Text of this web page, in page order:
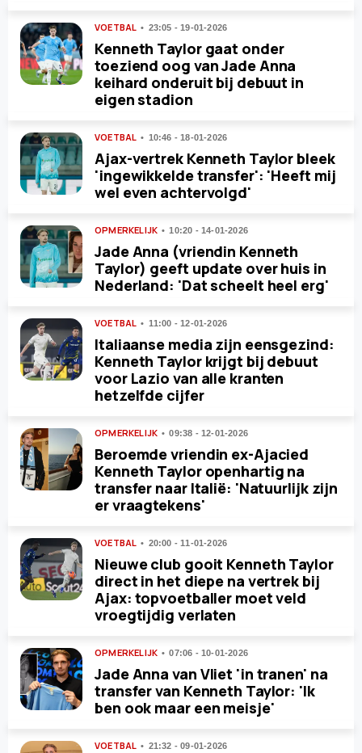
VOETBAL 23:05 - 19-01-2026
Kenneth Taylor gaat onder
toeziend oog van Jade Anna
keihard onderuit bij debuut in
eigen stadion
VOETBAL 10:46 - 18-01-2026
Ajax-vertrek Kenneth Taylor bleek
'ingewikkelde transfer': 'Heeft mij
wel even achtervolgd'
OPMERKELIJK 10:20 - 14-01-2026
Jade Anna (vriendin Kenneth
Taylor) geeft update over huis in
Nederland: 'Dat scheelt heel erg'
VOETBAL 11:00 - 12-01-2026
Italiaanse media zijn eensgezind:
Kenneth Taylor krijgt bij debuut
voor Lazio van alle kranten
hetzelfde cijfer
OPMERKELIJK 09:38 - 12-01-2026
Beroemde vriendin ex-Ajacied
Kenneth Taylor openhartig na
transfer naar Italië: 'Natuurlijk zijn
er vraagtekens'
VOETBAL 20:00 - 11-01-2026
Nieuwe club gooit Kenneth Taylor
direct in het diepe na vertrek bij
Ajax: topvoetballer moet veld
vroegtijdig verlaten
OPMERKELIJK 07:06 - 10-01-2026
Jade Anna van Vliet 'in tranen' na
transfer van Kenneth Taylor: 'Ik
ben ook maar een meisje'
VOETBAL 21:32 - 09-01-2026